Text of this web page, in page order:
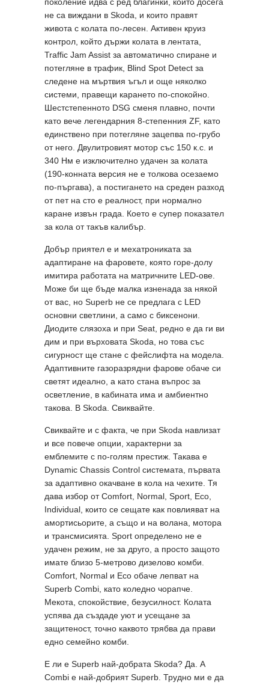
не са виждани в Skoda, и които правят
живота с колата по-лесен. Активен круиз
контрол, който държи колата в лентата,
Traffic Jam Assist за автоматично спиране и
потегляне в трафик, Blind Spot Detect за
следене на мъртвия ъгъл и още няколко
системи, правещи карането по-спокойно.
Шестстепенното DSG сменя плавно, почти
като вече легендарния 8-степенния ZF, като
единствено при потегляне зацепва по-грубо
от него. Двулитровият мотор със 150 к.с. и
340 Нм е изключително удачен за колата
(190-конната версия не е толкова осезаемо
по-пъргава), а постигането на среден разход
от пет на сто е реалност, при нормално
каране извън града. Което е супер показател
за кола от такъв калибър.
Добър приятел е и мехатрониката за
адаптиране на фаровете, която горе-долу
имитира работата на матричните LED-ове.
Може би ще бъде малка изненада за някой
от вас, но Superb не се предлага с LED
основни светлини, а само с биксенони.
Диодите слязоха и при Seat, редно е да ги ви
дим и при върховата Skoda, но това със
сигурност ще стане с фейслифта на модела.
Адаптивните газоразрядни фарове обаче си
светят идеално, а като стана въпрос за
осветление, в кабината има и амбиентно
такова. В Skoda. Свиквайте.
Свиквайте и с факта, че при Skoda навлизат
и все повече опции, характерни за
емблемите с по-голям престиж. Такава е
Dynamic Chassis Control системата, първата
за адаптивно окачване в кола на чехите. Тя
дава избор от Comfort, Normal, Sport, Eco,
Individual, които се сещате как повлияват на
амортисьорите, а също и на волана, мотора
и трансмисията. Sport определено не е
удачен режим, не за друго, а просто защото
имате близо 5-метрово дизелово комби.
Comfort, Normal и Eco обаче лепват на
Superb Combi, като коледно чорапче.
Мекота, спокойствие, безусилност. Колата
успява да създаде уют и усещане за
защитеност, точно каквото трябва да прави
едно семейно комби.
Е ли е Superb най-добрата Skoda? Да. А
Combi е най-добрият Superb. Трудно ми е да